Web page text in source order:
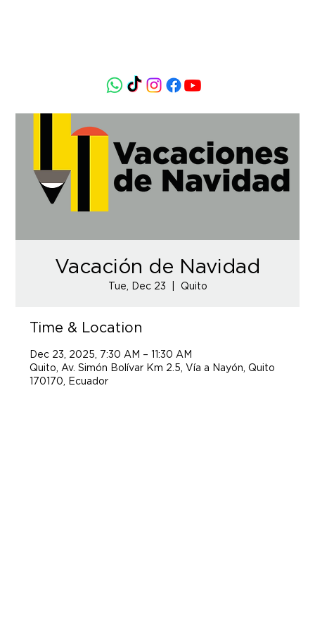
Vacación de Navidad
Tue, Dec 23 Quito
Time & Location
Dec 23, 2025, 7:30 AM – 11:30 AM
Quito, Av. Simón Bolívar Km 2.5, Vía a Nayón, Quito
170170, Ecuador